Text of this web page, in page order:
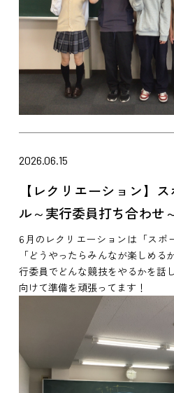
2026.06.15
【レクリエーション】
ル～実行委員打ち合わせ
6月のレクリエーションは「スポ
「どうやったらみんなが楽しめ
行委員でどんな競技をやるかを話
向けて準備を頑張ってます！